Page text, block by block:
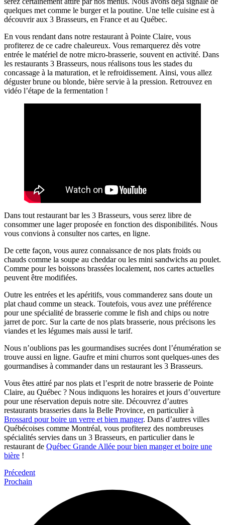
quelques met comme le burger et la poutine. Une telle cuisine est à
découvrir aux 3 Brasseurs, en France et au Québec.
En vous rendant dans notre restaurant à Pointe Claire, vous
profiterez de ce cadre chaleureux. Vous remarquerez dès votre
entrée le matériel de notre micro-brasserie, souvent en activité. Dans
les restaurants 3 Brasseurs, nous réalisons tous les stades du
concassage à la maturation, et le refroidissement. Ainsi, vous allez
déguster brune ou blonde, bière servie à la pression. Retrouvez en
vidéo l’étape de la fermentation !
Dans tout restaurant bar les 3 Brasseurs, vous serez libre de
consommer une lager proposée en fonction des disponibilités. Nous
vous convions à consulter nos cartes, en ligne.
De cette façon, vous aurez connaissance de nos plats froids ou
chauds comme la soupe au cheddar ou les mini sandwichs au poulet.
Comme pour les boissons brassées localement, nos cartes actuelles
peuvent être modifiées.
Outre les entrées et les apéritifs, vous commanderez sans doute un
plat chaud comme un steack. Toutefois, vous avez une préférence
pour une spécialité de brasserie comme le fish and chips ou notre
jarret de porc. Sur la carte de nos plats brasserie, nous précisons les
viandes et les légumes mais aussi le tarif.
Nous n’oublions pas les gourmandises sucrées dont l’énumération se
trouve aussi en ligne. Gaufre et mini churros sont quelques-unes des
gourmandises à commander dans un restaurant les 3 Brasseurs.
Vous êtes attiré par nos plats et l’esprit de notre brasserie de Pointe
Claire, au Québec ? Nous indiquons les horaires et jours d’ouverture
pour une réservation depuis notre site. Découvrez d’autres
restaurants brasseries dans la Belle Province, en particulier à
Brossard pour boire un verre et bien manger. Dans d’autres villes
Québécoises comme Montréal, vous profiterez des nombreuses
spécialités servies dans un 3 Brasseurs, en particulier dans le
restaurant de Québec Grande Allée pour bien manger et boire une
bière !
Précedent
Prochain